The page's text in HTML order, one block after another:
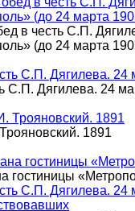
в честь С.П.
(до 24 марта
С.П. Дягилева. 24
1891
гостиницы